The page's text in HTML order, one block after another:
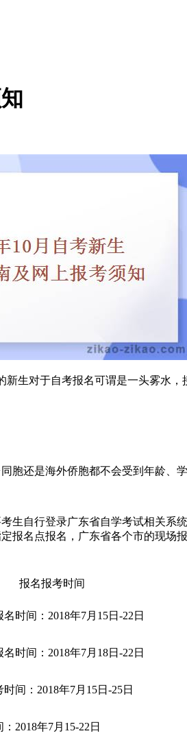
生对于自考报名可谓是一头雾水，
还是海外侨胞都不会受到年龄、学
自行登录广东省自学考试相关系
报名点报名，广东省各个市的现场
报名报考时间
时间：2018年7月15日-22日
时间：2018年7月18日-22日
间：2018年7月15日-25日
2018年7月15-22日